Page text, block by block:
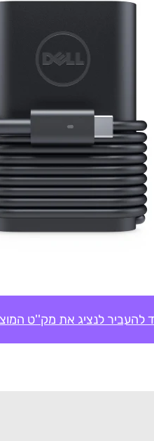
לנציג את מק''ט